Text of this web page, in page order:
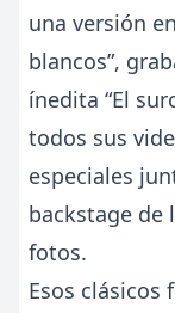
una versión
blancos”,
ínedita “El
todos sus
especiales
backstage de
fotos.
Esos clásicos